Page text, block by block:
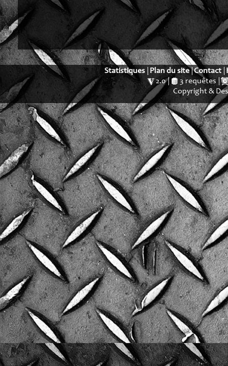
Statistiques Plan du site Contact
2.0
3 requêtes
Copyright &